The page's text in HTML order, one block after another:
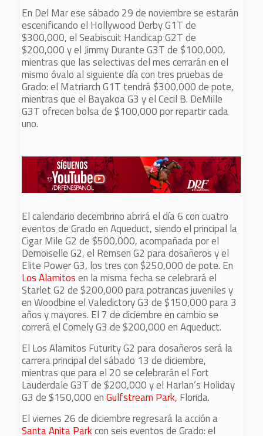
En Del Mar ese sábado 29 de noviembre se estarán
escenificando el Hollywood Derby G1T de
$300,000, el Seabiscuit Handicap G2T de
$200,000 y el Jimmy Durante G3T de $100,000,
mientras que las selectivas del mes cerrarán en el
mismo óvalo al siguiente día con tres pruebas de
Grado: el Matriarch G1T tendrá $300,000 de pote,
mientras que el Bayakoa G3 y el Cecil B. DeMille
G3T ofrecen bolsa de $100,000 por repartir cada
uno.
El calendario decembrino abrirá el día 6 con cuatro
eventos de Grado en Aqueduct, siendo el principal la
Cigar Mile G2 de $500,000, acompañada por el
Demoiselle G2, el Remsen G2 para dosañeros y el
Elite Power G3, los tres con $250,000 de pote. En
Los Alamitosen la misma fecha se celebrará el
Starlet G2 de $200,000 para potrancas juveniles y
en Woodbine el Valedictory G3 de $150,000 para 3
años y mayores. El 7 de diciembre en cambio se
correrá el Comely G3 de $200,000 en Aqueduct.
El Los Alamitos Futurity G2 para dosañeros será la
carrera principal del sábado 13 de diciembre,
mientras que para el 20 se celebrarán el Fort
Lauderdale G3T de $200,000 y el Harlan’s Holiday
G3 de $150,000 enGulfstream Park, Florida.
El viernes 26 de diciembre regresará la acción a
Santa Anita Parkcon seis eventos de Grado: el